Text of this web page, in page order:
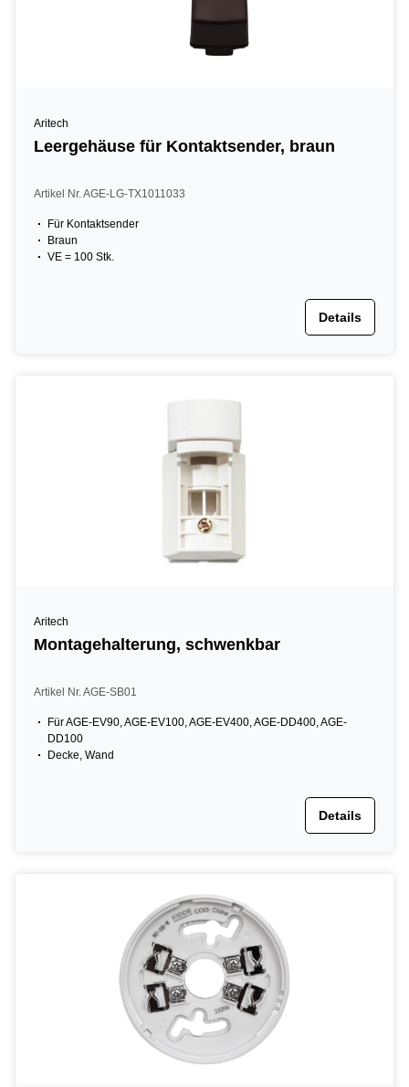
Aritech
Leergehäuse für Kontaktsender, braun
Artikel Nr. AGE-LG-TX1011033
Für Kontaktsender
Braun
VE = 100 Stk.
Details
Aritech
Montagehalterung, schwenkbar
Artikel Nr. AGE-SB01
Für AGE-EV90, AGE-EV100, AGE-EV400, AGE-DD400, AGE-
DD100
Decke, Wand
Details